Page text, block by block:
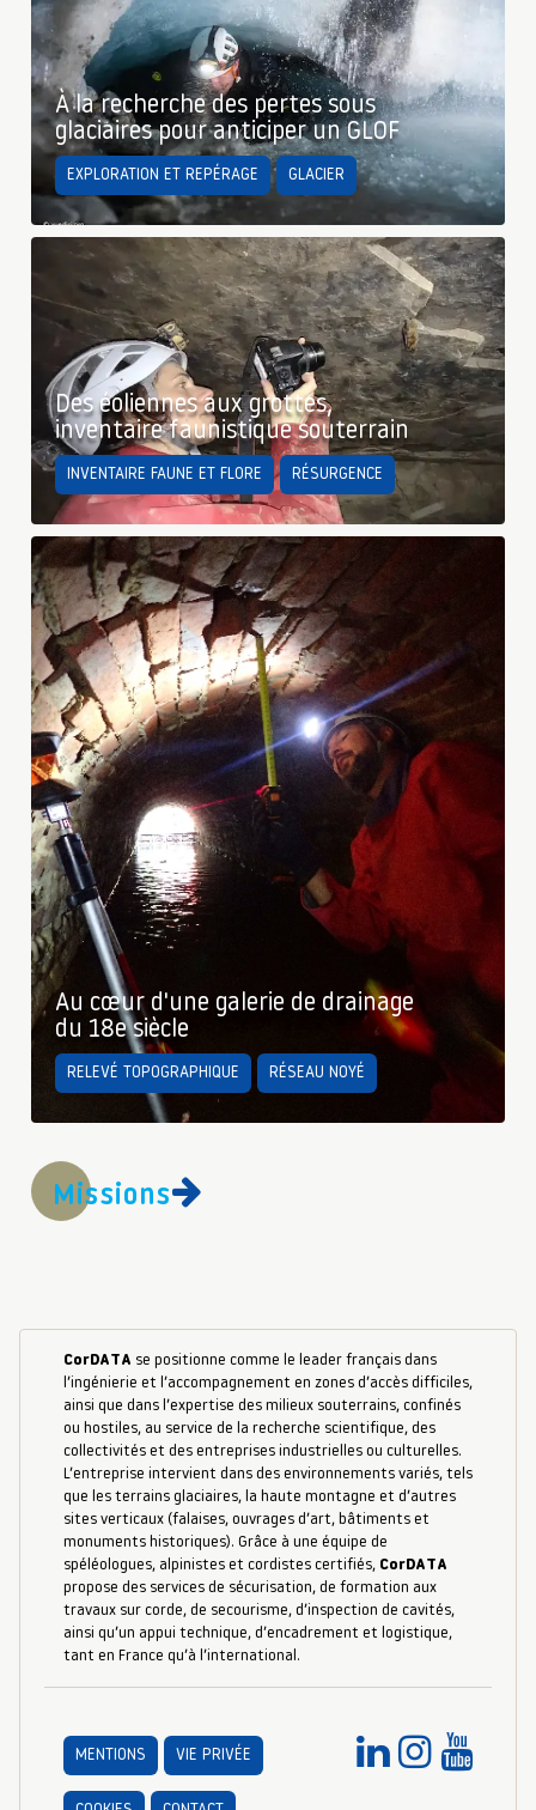
À la recherche des pertes sous
glaciaires pour anticiper un GLOF
EXPLORATION ET REPÉRAGE GLACIER
Des éoliennes aux grottes,
inventaire faunistique souterrain
INVENTAIRE FAUNE ET FLORE RÉSURGENCE
Au cœur d'une galerie de drainage
du 18e siècle
RELEVÉ TOPOGRAPHIQUE RÉSEAU NOYÉ
Missions
CorDATA se positionne comme le leader français dans
l’ingénierie et l’accompagnement en zones d’accès difficiles,
ainsi que dans l’expertise des milieux souterrains, confinés
ou hostiles, au service de la recherche scientifique, des
collectivités et des entreprises industrielles ou culturelles.
L’entreprise intervient dans des environnements variés, tels
que les terrains glaciaires, la haute montagne et d’autres
sites verticaux (falaises, ouvrages d’art, bâtiments et
monuments historiques). Grâce à une équipe de
spéléologues, alpinistes et cordistes certifiés, CorDATA
propose des services de sécurisation, de formation aux
travaux sur corde, de secourisme, d’inspection de cavités,
ainsi qu’un appui technique, d’encadrement et logistique,
tant en France qu’à l’international.
MENTIONS VIE PRIVÉE